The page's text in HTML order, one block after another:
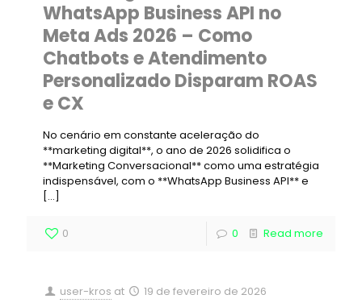
WhatsApp Business API no
Meta Ads 2026 – Como
Chatbots e Atendimento
Personalizado Disparam ROAS
e CX
No cenário em constante aceleração do
**marketing digital**, o ano de 2026 solidifica o
**Marketing Conversacional** como uma estratégia
indispensável, com o **WhatsApp Business API** e
[…]
0 0 Read more
user-kros at 19 de fevereiro de 2026